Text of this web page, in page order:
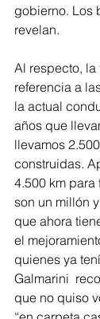
gobierno. Los
revelan.
Al respecto, la
referencia a
la actual
años que
llevamos
construidas.
4.500 km para
son un millón
que ahora
el
quienes ya
Galmarini
que no quiso